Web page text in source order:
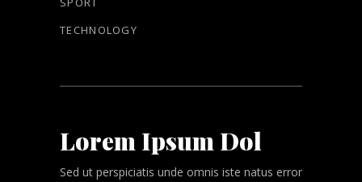
TECHNOLOGY
Lorem Ipsum Dol
Sed ut perspiciatis unde omnis iste natus error